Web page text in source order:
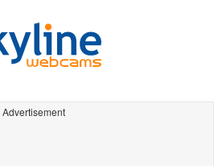
Advertisement